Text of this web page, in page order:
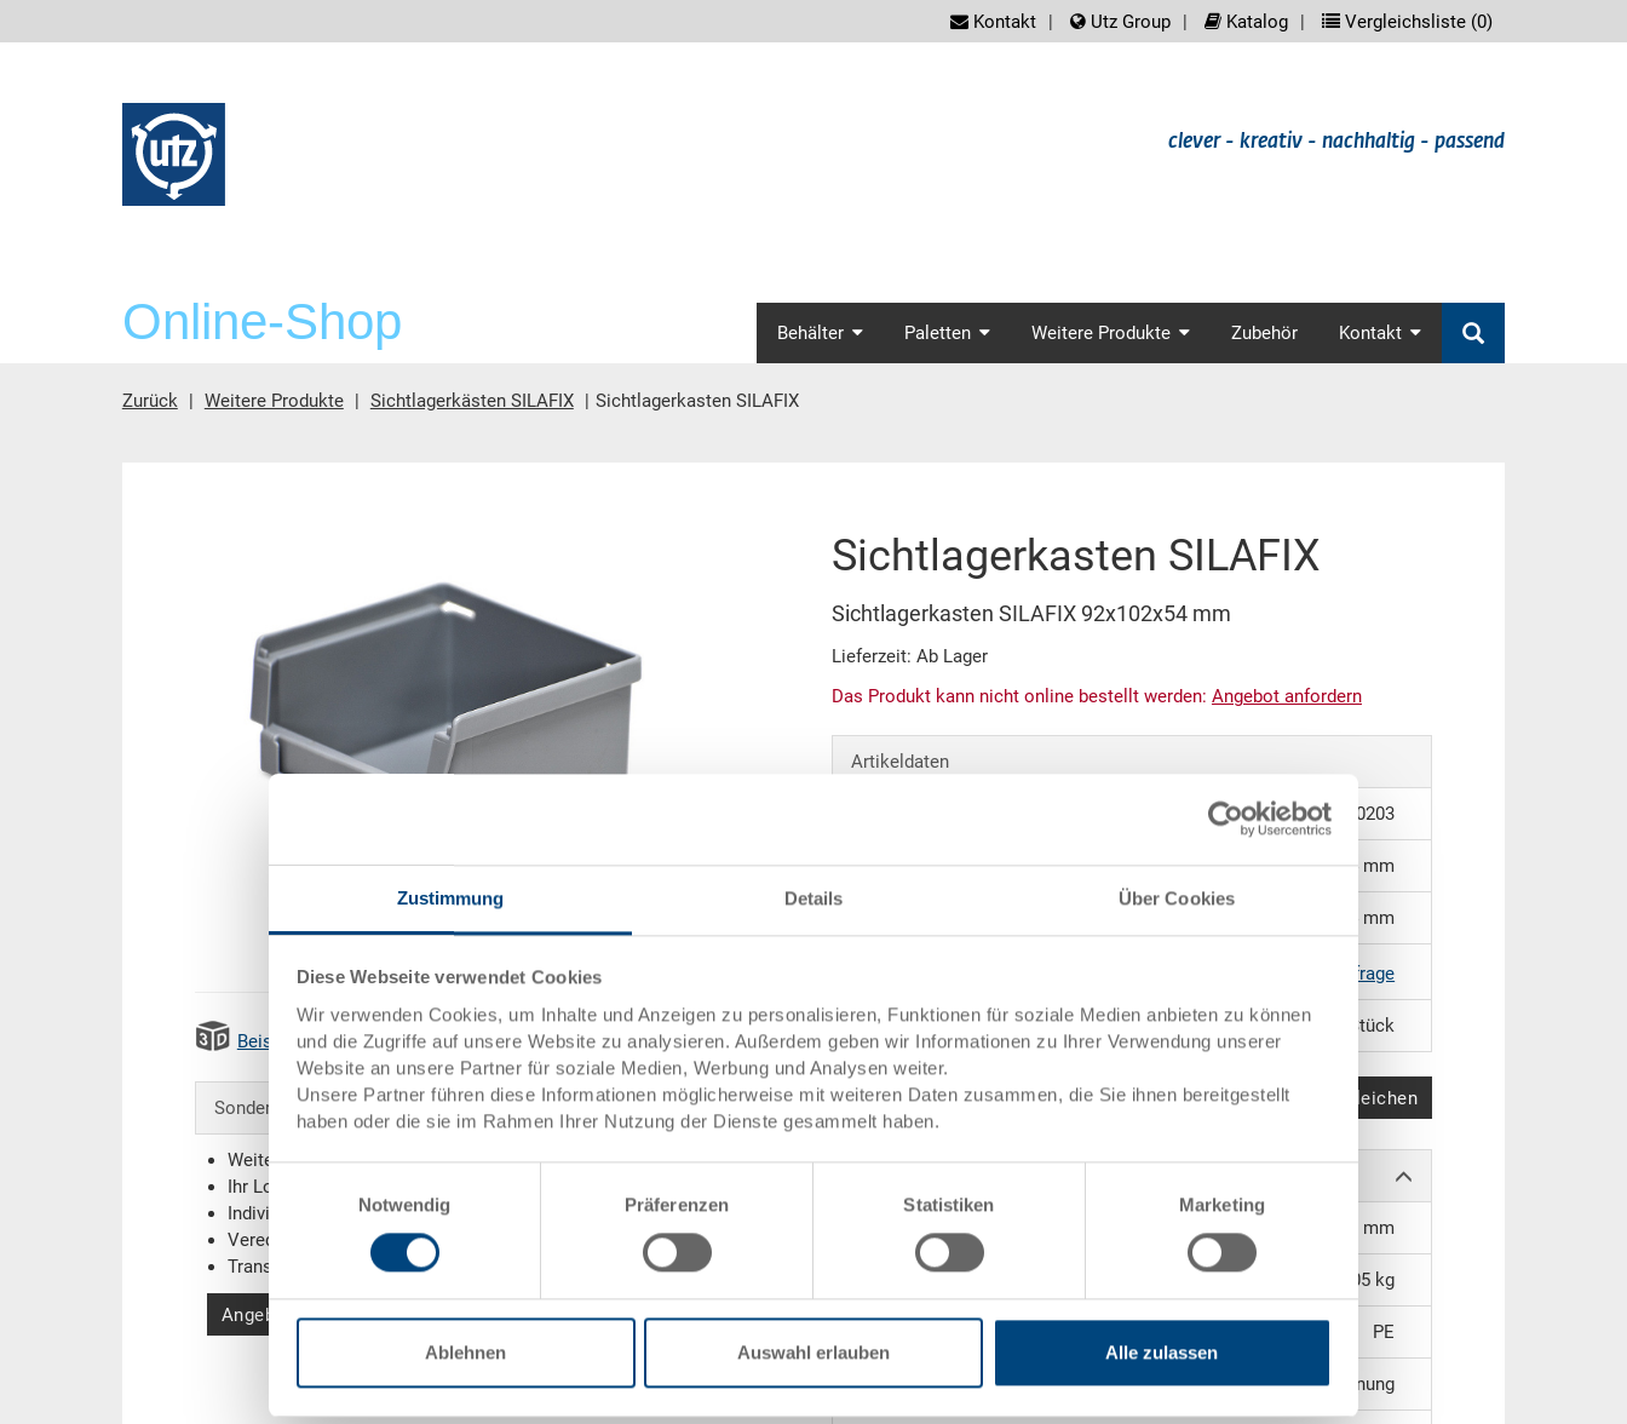
Zustimmung Details Über Cookies
Diese Webseite verwendet Cookies
Wir verwenden Cookies, um Inhalte und Anzeigen zu personalisieren, Funktionen für soziale Medien anbieten zu können
und die Zugriffe auf unsere Website zu analysieren. Außerdem geben wir Informationen zu Ihrer Verwendung unserer
Website an unsere Partner für soziale Medien, Werbung und Analysen weiter.
Unsere Partner führen diese Informationen möglicherweise mit weiteren Daten zusammen, die Sie ihnen bereitgestellt
haben oder die sie im Rahmen Ihrer Nutzung der Dienste gesammelt haben.
Notwendig
Präferenzen Statistiken Marketing
Ablehnen Auswahl erlauben Alle zulassen
screenreader.meta_nav
Kontakt Utz Group Katalog Vergleichsliste (0)
clever - kreativ - nachhaltig - passend
Online-Shop screenreader.main_nav
Behälter Paletten Weitere Produkte Zubehör Kontakt
Zurück Weitere Produkte Sichtlagerkästen SILAFIX Sichtlagerkasten SILAFIX
Beispiel 3D Animation
Sonderanfertigungen - Unser Spezialgebiet
Weitere Farben
Ihr Logo / Labeling
Individuelle Systemlösungen
Veredelungen
Transponder (RFID) / Barcodes
Angebot anfordern
Sichtlagerkasten SILAFIX
Sichtlagerkasten SILAFIX 92x102x54 mm
Lieferzeit: Ab Lager
Das Produkt kann nicht online bestellt werden: Angebot anfordern
Artikeldaten
3-367.7000.0203
Aussenmasse: 92 x 102 x 54 mm
Nr. 6 - 92 x 102 x 54 mm
Weitere Farben auf Anfrage
Verpackungseinheit: 54 Stück
Angebot anfordern Produkt vergleichen
Innenmasse 75 x 88 x 45 mm
0,05 kg
PE
Seitenwände geschlossen, 1 Kurzseite mit Öffnung